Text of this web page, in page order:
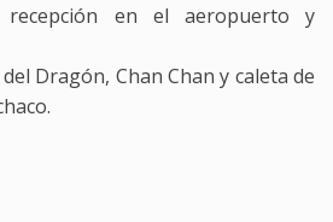
en el aeropuerto y
Dragón, Chan Chan y caleta de